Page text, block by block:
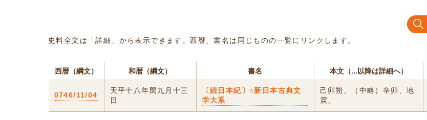
史料全文は「詳細」から表示できます。西暦、書名は同じものの一覧にリンクします。
西暦（綱文） 和暦（綱文） 書名 本文（...以降は詳細へ）
0746/11/04
天平十八年閏九月十三
日
〔続日本紀〕○新日本古典文
学大系
己卯朔、（中略）辛卯、地
震、